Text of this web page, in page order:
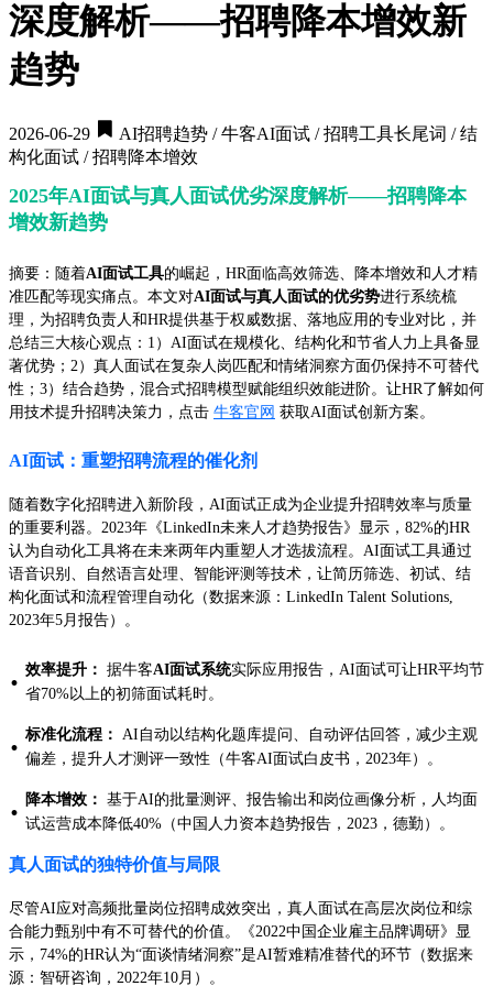
深度解析——招聘降本增效新
趋势
2026-06-29
AI招聘趋势 / 牛客AI面试 / 招聘工具长尾词 / 结
构化面试 / 招聘降本增效
2025年AI面试与真人面试优劣深度解析——招聘降本
增效新趋势
摘要：随着AI面试工具的崛起，HR面临高效筛选、降本增效和人才精
准匹配等现实痛点。本文对AI面试与真人面试的优劣势进行系统梳
理，为招聘负责人和HR提供基于权威数据、落地应用的专业对比，并
总结三大核心观点：1）AI面试在规模化、结构化和节省人力上具备显
著优势；2）真人面试在复杂人岗匹配和情绪洞察方面仍保持不可替代
性；3）结合趋势，混合式招聘模型赋能组织效能进阶。让HR了解如何
用技术提升招聘决策力，点击 牛客官网 获取AI面试创新方案。
AI面试：重塑招聘流程的催化剂
随着数字化招聘进入新阶段，AI面试正成为企业提升招聘效率与质量
的重要利器。2023年《LinkedIn未来人才趋势报告》显示，82%的HR
认为自动化工具将在未来两年内重塑人才选拔流程。AI面试工具通过
语音识别、自然语言处理、智能评测等技术，让简历筛选、初试、结
构化面试和流程管理自动化（数据来源：LinkedIn Talent Solutions,
2023年5月报告）。
· 效率提升： 据牛客AI面试系统实际应用报告，AI面试可让HR平均节
省70%以上的初筛面试耗时。
· 标准化流程： AI自动以结构化题库提问、自动评估回答，减少主观
偏差，提升人才测评一致性（牛客AI面试白皮书，2023年）。
· 降本增效： 基于AI的批量测评、报告输出和岗位画像分析，人均面
试运营成本降低40%（中国人力资本趋势报告，2023，德勤）。
真人面试的独特价值与局限
尽管AI应对高频批量岗位招聘成效突出，真人面试在高层次岗位和综
合能力甄别中有不可替代的价值。《2022中国企业雇主品牌调研》显
示，74%的HR认为“面谈情绪洞察”是AI暂难精准替代的环节（数据来
源：智研咨询，2022年10月）。